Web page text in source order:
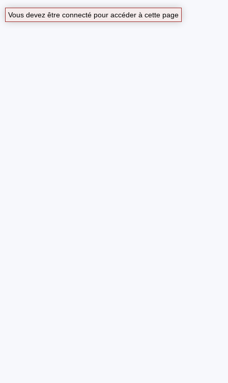
Vous devez être connecté pour accéder à cette page